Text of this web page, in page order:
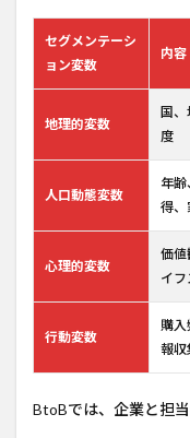
セグメンテーシ
ョン変数
内容
地理的変数
国
度
人口動態変数
年
得、
心理的変数
価値
イフ
行動変数
購
報収
BtoBでは、企業と担